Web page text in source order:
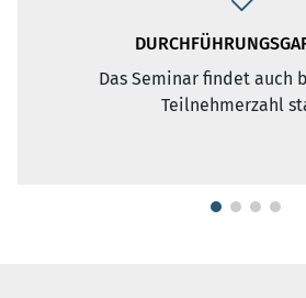
AKTUELLE BEISPIELE UND TIPPS
Beispielfälle und Praxistipps
den Inhalt und sorgen für